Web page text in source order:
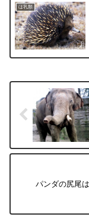
ほ乳類
パンダの尻尾